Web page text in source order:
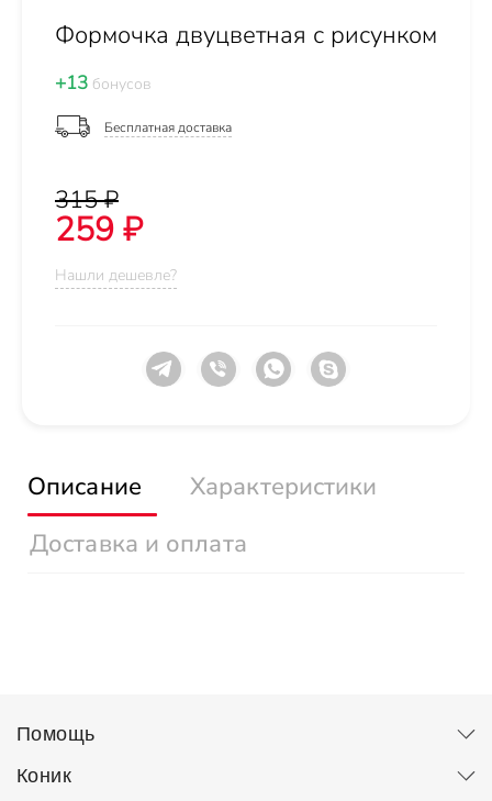
Формочка двуцветная с рисунком
+13 бонусов
Бесплатная доставка
315 ₽
259 ₽
Нашли дешевле?
Описание
Характеристики
Доставка и оплата
Помощь
Коник